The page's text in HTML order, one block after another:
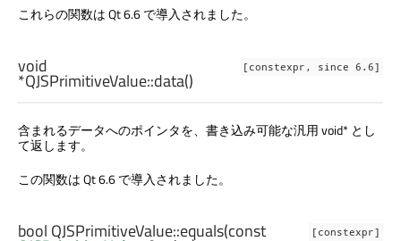
これらの関数は Qt 6.6 で導入されました。
[constexpr, since 6.6]
void
*QJSPrimitiveValue::data()
含まれるデータへのポインタを、書き込み可能な汎用 void* とし
て返します。
この関数は Qt 6.6 で導入されました。
[constexpr]
bool QJSPrimitiveValue::equals(const